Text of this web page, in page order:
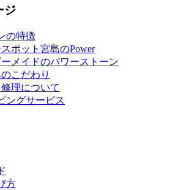
ジ
の特徴
ポット宮島のPower
メイドのパワーストーン
こだわり
理について
ングサービス
方